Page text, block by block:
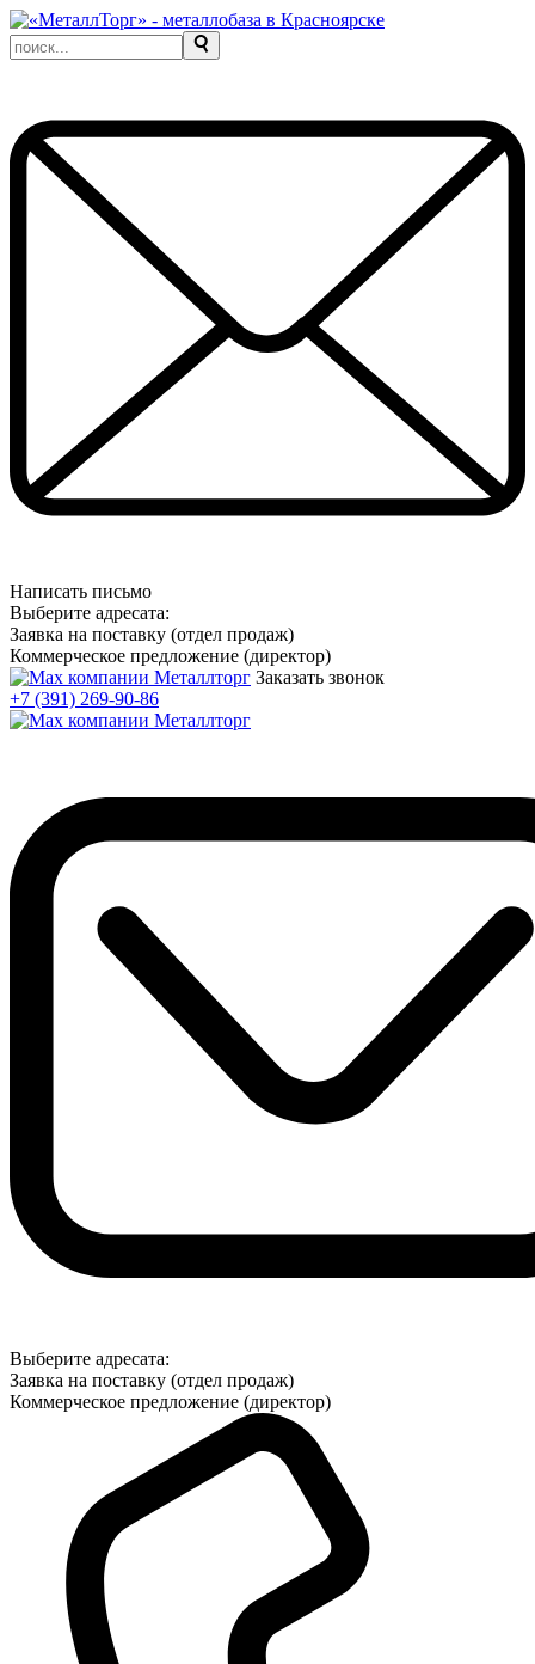
Написать письмо
Выберите адресата:
Заявка на поставку (отдел продаж)
Коммерческое предложение (директор)
Заказать звонок
+7 (391) 269-90-86
Выберите адресата:
Заявка на поставку (отдел продаж)
Коммерческое предложение (директор)